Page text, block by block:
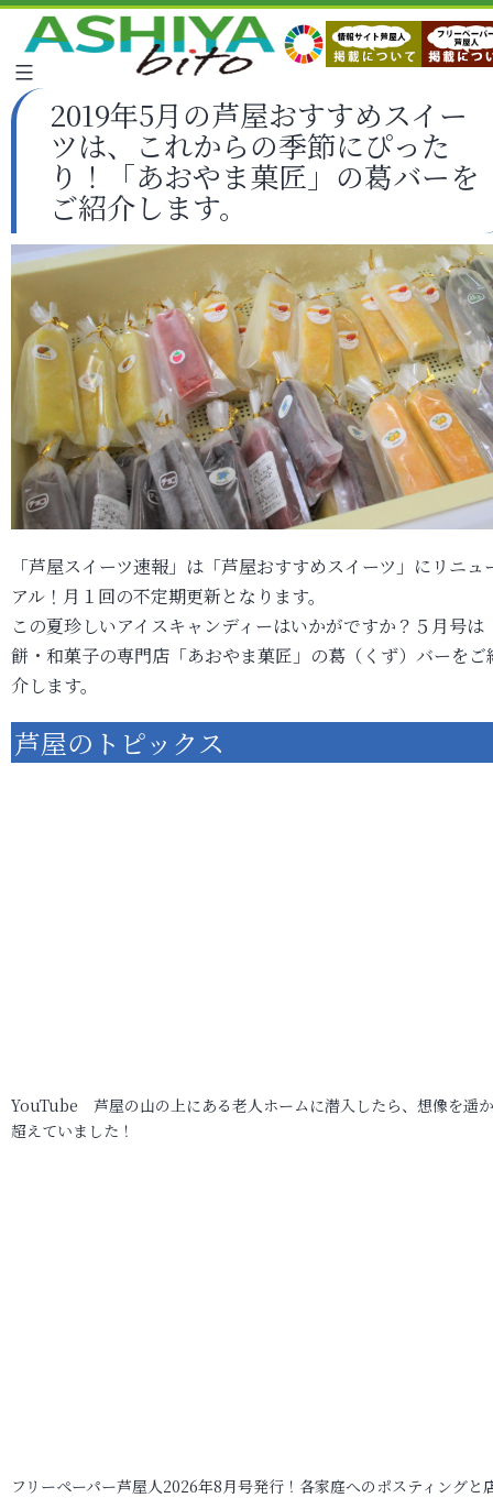
2019年5月の芦屋おすすめスイー
ツは、これからの季節にぴった
り！「あおやま菓匠」の葛バーを
ご紹介します。
「芦屋スイーツ速報」は「芦屋おすすめスイーツ」にリニュ
アル！月１回の不定期更新となります。
この夏珍しいアイスキャンディーはいかがですか？５月号は
餅・和菓子の専門店「あおやま菓匠」の葛（くず）バーをご
介します。
芦屋のトピックス
YouTube 芦屋の山の上にある老人ホームに潜入したら、想像を遥
超えていました！
フリーペーパー芦屋人2026年8月号発行！各家庭へのポスティングと